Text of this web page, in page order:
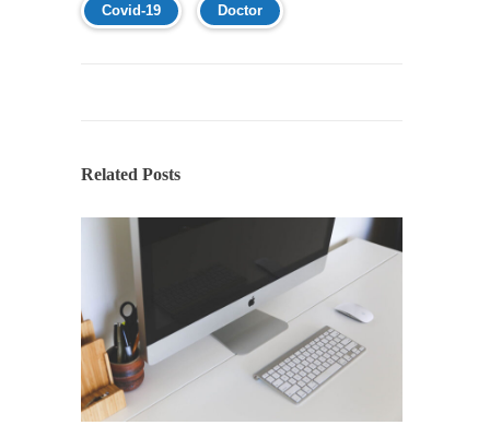
Covid-19 Doctor
Related Posts